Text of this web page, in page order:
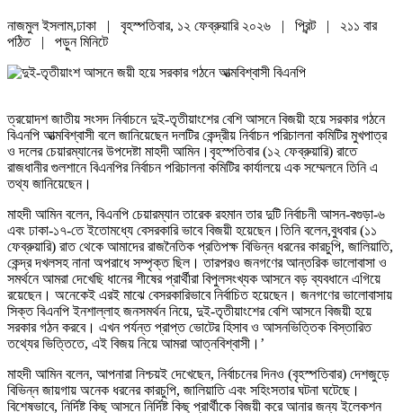
নাজমুল ইসলাম,ঢাকা | বৃহস্পতিবার, ১২ ফেব্রুয়ারি ২০২৬ | প্রিন্ট | ২১১ বার
পঠিত
| পড়ুনমিনিটে
ত্রয়োদশ জাতীয় সংসদ নির্বাচনে দুই-তৃতীয়াংশের বেশি আসনে বিজয়ী হয়ে সরকার গঠনে
বিএনপি আত্মবিশ্বাসী বলে জানিয়েছেন দলটির কেন্দ্রীয় নির্বাচন পরিচালনা কমিটির মুখপাত্র
ও দলের চেয়ারম্যানের উপদেষ্টা মাহদী আমিন।বৃহস্পতিবার (১২ ফেব্রুয়ারি) রাতে
রাজধানীর গুলশানে বিএনপির নির্বাচন পরিচালনা কমিটির কার্যালয়ে এক সম্মেলনে তিনি এ
তথ্য জানিয়েছেন।
মাহদী আমিন বলেন, বিএনপি চেয়ারম্যান তারেক রহমান তার দুটি নির্বাচনী আসন-বগুড়া-৬
এবং ঢাকা-১৭-তে ইতোমধ্যে বেসরকারি ভাবে বিজয়ী হয়েছেন।তিনি বলেন,বুধবার (১১
ফেব্রুয়ারি) রাত থেকে আমাদের রাজনৈতিক প্রতিপক্ষ বিভিন্ন ধরনের কারচুপি, জালিয়াতি,
কেন্দ্র দখলসহ নানা অপরাধে সম্পৃক্ত ছিল। তারপরও জনগণের আন্তরিক ভালোবাসা ও
সমর্থনে আমরা দেখেছি ধানের শীষের প্রার্থীরা বিপুলসংখ্যক আসনে বড় ব্যবধানে এগিয়ে
রয়েছেন। অনেকেই এরই মাঝে বেসরকারিভাবে নির্বাচিত হয়েছেন। জনগণের ভালোবাসায়
সিক্ত বিএনপি ইনশাল্লাহ জনসমর্থন নিয়ে, দুই-তৃতীয়াংশের বেশি আসনে বিজয়ী হয়ে
সরকার গঠন করবে। এখন পর্যন্ত প্রাপ্ত ভোটের হিসাব ও আসনভিত্তিক বিস্তারিত
তথ্যের ভিত্তিতে, এই বিজয় নিয়ে আমরা আত্নবিশ্বাসী।’
মাহদী আমিন বলেন, আপনারা নিশ্চয়ই দেখেছেন, নির্বাচনের দিনও (বৃহস্পতিবার) দেশজুড়ে
বিভিন্ন জায়গায় অনেক ধরনের কারচুপি, জালিয়াতি এবং সহিংসতার ঘটনা ঘটেছে।
বিশেষভাবে, নির্দিষ্ট কিছু আসনে নির্দিষ্ট কিছু প্রার্থীকে বিজয়ী করে আনার জন্য ইলেকশন